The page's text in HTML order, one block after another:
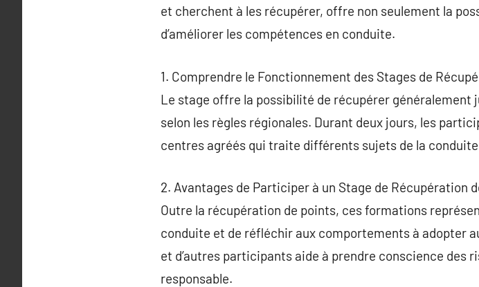
et cherchent à les récupérer, offre non seulement la
d’améliorer les compétences en conduite.
1. Comprendre le Fonctionnement des Stages de
Le stage offre la possibilité de récupérer généralement
selon les règles régionales. Durant deux jours, les
centres agréés qui traite différents sujets de la
2. Avantages de Participer à un Stage de Récupération
Outre la récupération de points, ces formations
conduite et de réfléchir aux comportements à adopter
et d’autres participants aide à prendre conscience des
responsable.